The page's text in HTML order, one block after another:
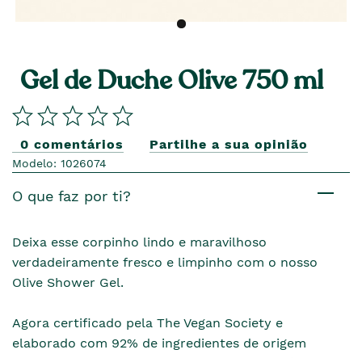
Gel de Duche Olive 750 ml
0 comentários Partilhe a sua opinião
Modelo: 1026074
O que faz por ti?
Deixa esse corpinho lindo e maravilhoso
verdadeiramente fresco e limpinho com o nosso
Olive Shower Gel.
Agora certificado pela The Vegan Society e
elaborado com 92% de ingredientes de origem